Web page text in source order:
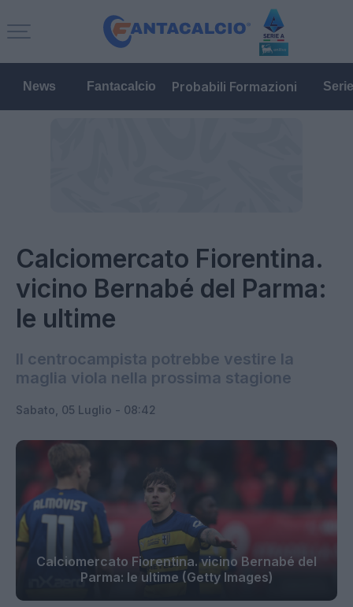
News Fantacalcio Probabili Formazioni
Calciomercato Fiorentina.
vicino Bernabé del Parma:
le ultime
Il centrocampista potrebbe vestire la
maglia viola nella prossima stagione
Sabato, 05 Luglio - 08:42
Calciomercato Fiorentina. vicino Bernabé del
Parma: le ultime (Getty Images)